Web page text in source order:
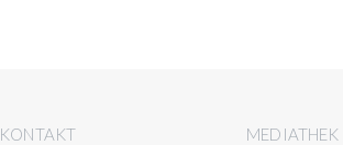
KONTAKT MEDIATHEK